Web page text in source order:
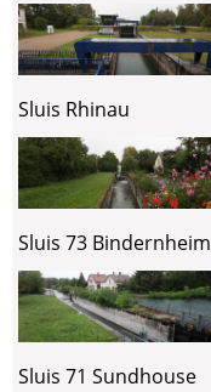
Sluis Rhinau
Sluis 73 Bindernheim
Sluis 71 Sundhouse